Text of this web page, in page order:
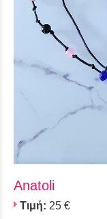
Anatoli
Τιμή: 25 €